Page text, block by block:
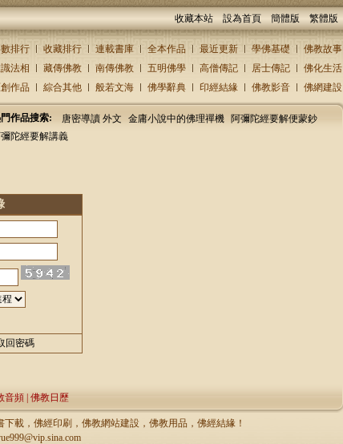
收藏本站 設為首頁 簡體版 繁體版
排行 收藏排行 連載書庫 全本作品 最近更新 學佛基礎
佛教故事
法相 藏傳佛教 南傳佛教 五明佛學 高僧傳記 居士傳記
佛化生活
作品 綜合其他 般若文海 佛學辭典 印經結緣 佛教影音 佛網建設
作品搜索: 唐密導讀 外文 金庸小說中的佛理禪機
阿彌陀經要解便蒙鈔
陀經要解講義
回密碼
音頻 佛教日歷
載，佛經印刷，佛教網站建設，佛教用品，佛經結緣！